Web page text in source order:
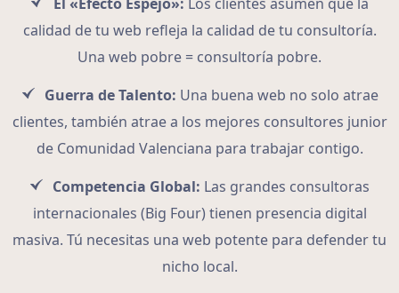
calidad de tu web refleja la calidad de tu consultoría.
Una web pobre = consultoría pobre.
Guerra de Talento: Una buena web no solo atrae
clientes, también atrae a los mejores consultores junior
de Comunidad Valenciana para trabajar contigo.
Competencia Global: Las grandes consultoras
internacionales (Big Four) tienen presencia digital
masiva. Tú necesitas una web potente para defender tu
nicho local.